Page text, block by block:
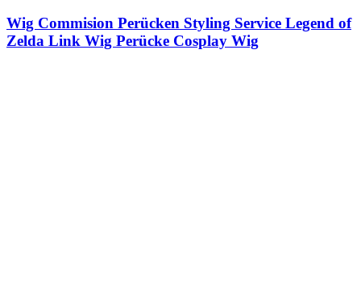
Wig Commision Perücken Styling Service Legend of
Zelda Link Wig Perücke Cosplay Wig